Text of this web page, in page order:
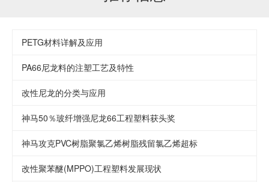
PETG材料详解及应用
PA66尼龙料的注塑工艺及特性
改性尼龙的分类与应用
神马50％玻纤增强尼龙66工程塑料获头奖
神马攻克PVC树脂聚氯乙烯树脂残留氯乙烯超标
改性聚苯醚(MPPO)工程塑料发展现状